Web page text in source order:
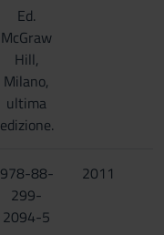
Ed.
McGraw
Hill,
Milano,
ultima
edizione.
978-88-
299-
2094-5
2011